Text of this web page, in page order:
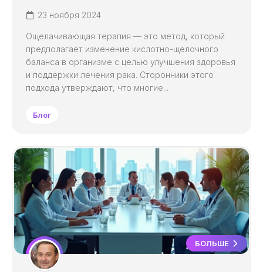
23 ноября 2024
Ощелачивающая терапия — это метод, который
предполагает изменение кислотно-щелочного
баланса в организме с целью улучшения здоровья
и поддержки лечения рака. Сторонники этого
подхода утверждают, что многие...
Блог
БОЛЬШЕ